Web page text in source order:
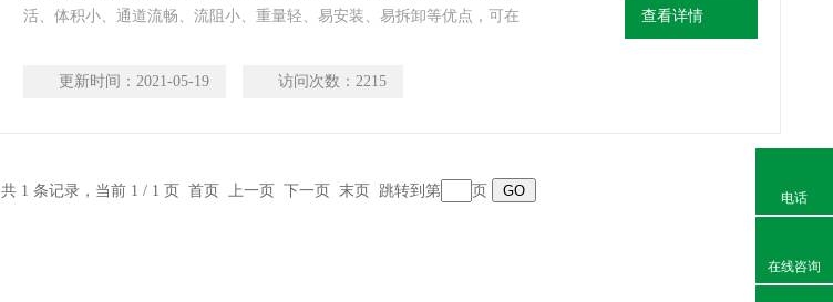
活、体积小、通道流畅、流阻小、重量轻、易安装、易拆卸等优点，可在
更新时间： 2021-05-19 访问次数： 2215
查看详情
共 1 条记录，当前 1 / 1 页 首页 上一页 下一页 末页 跳转到第 页 电话
在线咨询